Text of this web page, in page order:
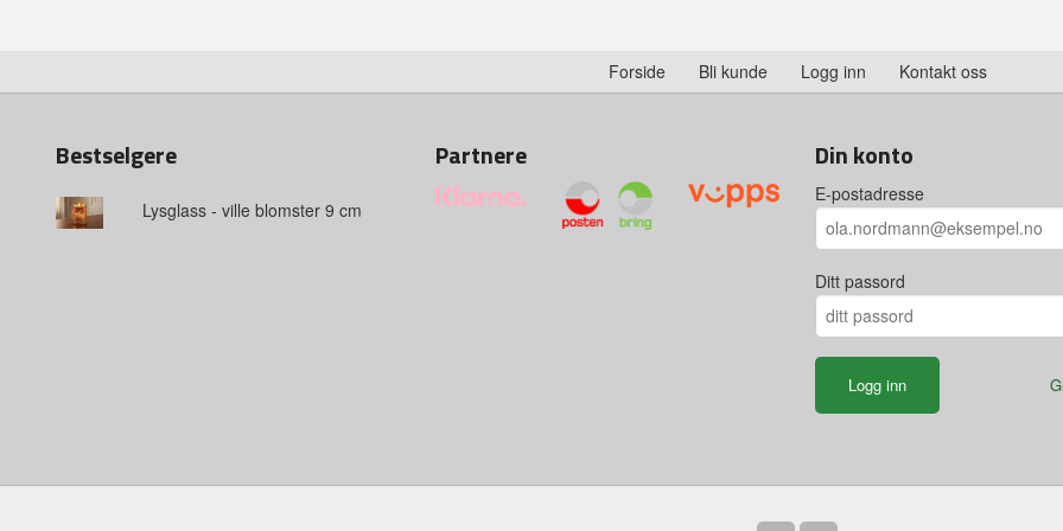
Forside Bli kunde Logg inn Kontakt oss
Bestselgere
Lysglass - ville blomster 9 cm
Partnere Din konto
E-postadresse
Ditt passord